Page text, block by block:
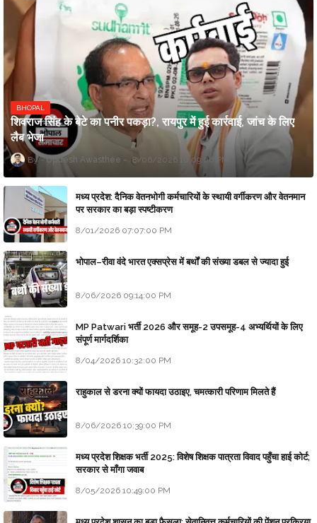
BHOPAL
शिवराज सिंह के बेटे का पनीर पकड़ा?, रायपुर में हुई कार्रवाई, जांच के लिए
लैब भेजा
Updesh Awasthee 8/06/2026 10:09:00 PM
मध्य प्रदेश: दैनिक वेतनभोगी कर्मचारियों के स्थायी वर्गीकरण और वेतनमान
पर सरकार का बड़ा स्पष्टीकरण
8/01/2026 07:07:00 PM
भोपाल–रीवा वंदे भारत एक्सप्रेस में बर्थों की संख्या डबल से ज्यादा हुई
8/06/2026 09:14:00 PM
MP Patwari भर्ती 2026 और समूह-2 उपसमूह-4 अभ्यर्थियों के लिए
संपूर्ण मार्गदर्शिका
8/04/2026 10:32:00 PM
राहुकाल से डरना क्यों फायदा उठाइए, चमत्कारी परिणाम मिलते हैं
8/06/2026 10:39:00 PM
मध्य प्रदेश शिक्षक भर्ती 2025: विशेष शिक्षक पात्रता विवाद पहुँचा हाई कोर्ट;
सरकार से माँगा जवाब
8/05/2026 10:49:00 PM